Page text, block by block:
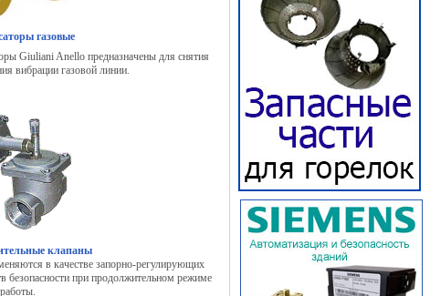
газовые
Giuliani Anello предназначены для снятия
вибрации газовой линии.
клапаны
в качестве запорно-регулирующих
безопасности при продолжительном режиме
работы.